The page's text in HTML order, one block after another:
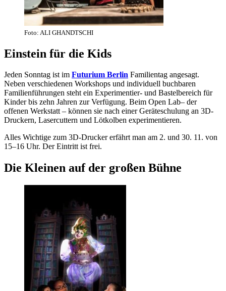
Foto: ALI GHANDTSCHI
Einstein für die Kids
Jeden Sonntag ist im Futurium Berlin Familientag angesagt.
Neben verschiedenen Workshops und individuell buchbaren
Familienführungen steht ein Experimentier- und Bastelbereich für
Kinder bis zehn Jahren zur Verfügung. Beim Open Lab– der
offenen Werkstatt – können sie nach einer Geräteschulung an 3D-
Druckern, Lasercuttern und Lötkolben experimentieren.
Alles Wichtige zum 3D-Drucker erfährt man am 2. und 30. 11. von
15–16 Uhr. Der Eintritt ist frei.
Die Kleinen auf der großen Bühne